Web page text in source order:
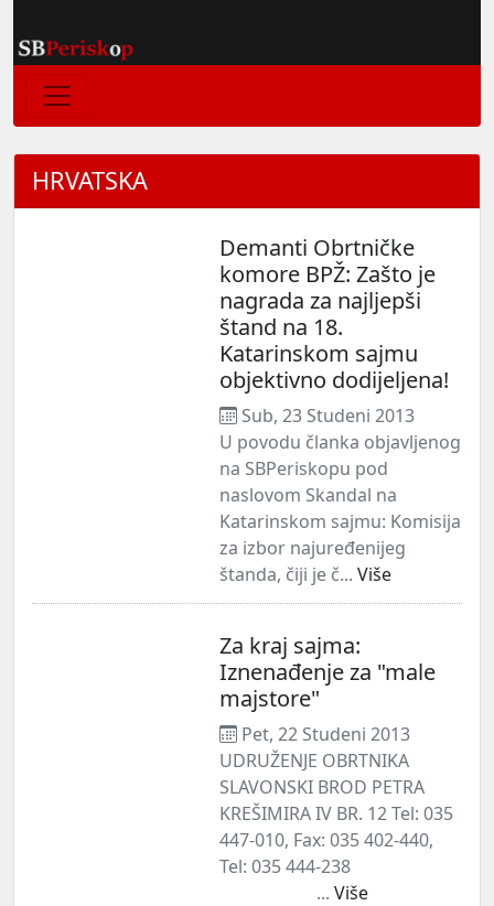
HRVATSKA
Demanti Obrtničke
komore BPŽ: Zašto je
nagrada za najljepši
štand na 18.
Katarinskom sajmu
objektivno dodijeljena!
Sub, 23 Studeni 2013
U povodu članka objavljenog
na SBPeriskopu pod
naslovom Skandal na
Katarinskom sajmu: Komisija
za izbor najuređenijeg
štanda, čiji je č... Više
Za kraj sajma:
Iznenađenje za "male
majstore"
Pet, 22 Studeni 2013
UDRUŽENJE OBRTNIKA
SLAVONSKI BROD PETRA
KREŠIMIRA IV BR. 12 Tel: 035
447-010, Fax: 035 402-440,
Tel: 035 444-238
... Više